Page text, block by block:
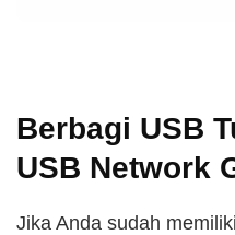
Berbagi USB
USB Network
Jika Anda sudah